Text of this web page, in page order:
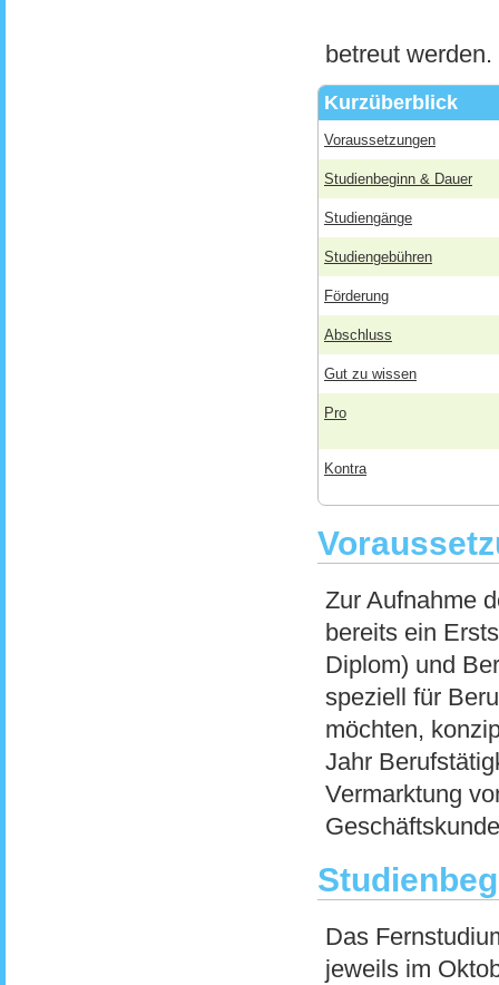
betreut
Kurzüberblick
Voraussetzungen
Studienbeginn & Dauer
Studiengänge
Studiengebühren
Förderung
Abschluss
Gut zu wissen
Pro
Kontra
Zur Aufnahme
bereits ein
Diplom) und
speziell für
möchten,
Jahr
Vermarktung
Das
jeweils im